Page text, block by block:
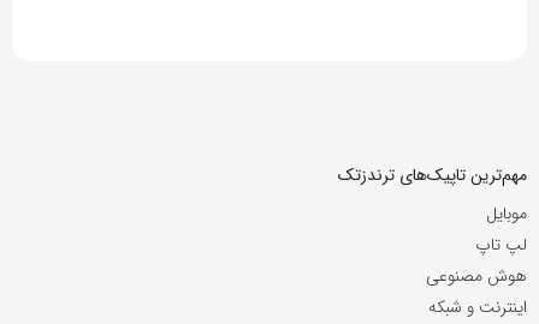
مهم‌ترین تاپیک‌های ترندزتک
موبایل
لپ تاپ
هوش مصنوعی
اینترنت و شبکه